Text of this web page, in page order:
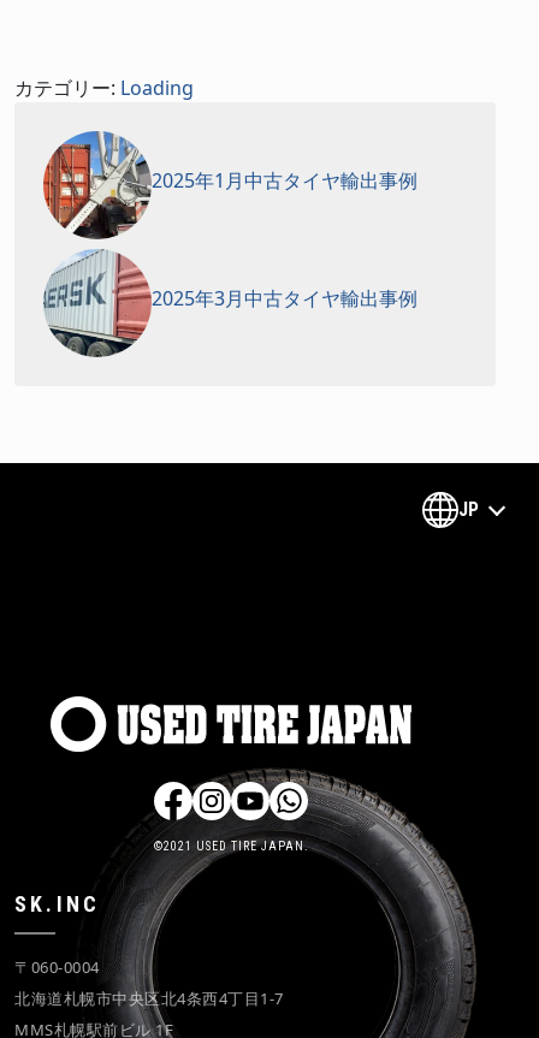
カテゴリー: Loading
2025年1月中古タイヤ輸出事例
2025年3月中古タイヤ輸出事例
JP
SK.INC
〒060-0004
北海道札幌市中央区北4条西4丁目1-7
MMS札幌駅前ビル 1F
©2021 USED TIRE JAPAN.